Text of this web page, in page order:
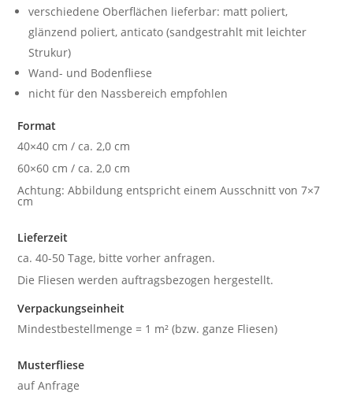
verschiedene Oberflächen lieferbar: matt poliert,
glänzend poliert, anticato (sandgestrahlt mit leichter
Strukur)
Wand- und Bodenfliese
nicht für den Nassbereich empfohlen
Format
40×40 cm / ca. 2,0 cm
60×60 cm / ca. 2,0 cm
Achtung: Abbildung entspricht einem Ausschnitt von 7×7
cm
Lieferzeit
ca. 40-50 Tage, bitte vorher anfragen.
Die Fliesen werden auftragsbezogen hergestellt.
Verpackungseinheit
Mindestbestellmenge = 1 m² (bzw. ganze Fliesen)
Musterfliese
auf Anfrage